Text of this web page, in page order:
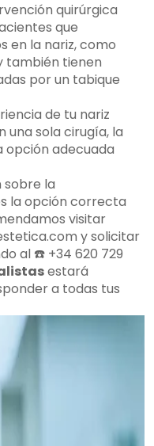
quirúrgica
que
en la nariz, como
también tienen
por un tabique
de tu nariz
sola cirugía, la
opción adecuada
sobre la
la opción correcta
visitar
y solicitar
al ☎️ +34 620 729
estará
a todas tus